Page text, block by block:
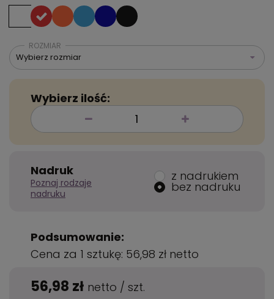
ROZMIAR
Wybierz rozmiar
Wybierz ilość:
Nadruk
Poznaj rodzaje
nadruku
z nadrukiem
bez nadruku
Podsumowanie:
Cena za 1 sztukę: 56,98 zł netto
56,98 zł netto / szt.